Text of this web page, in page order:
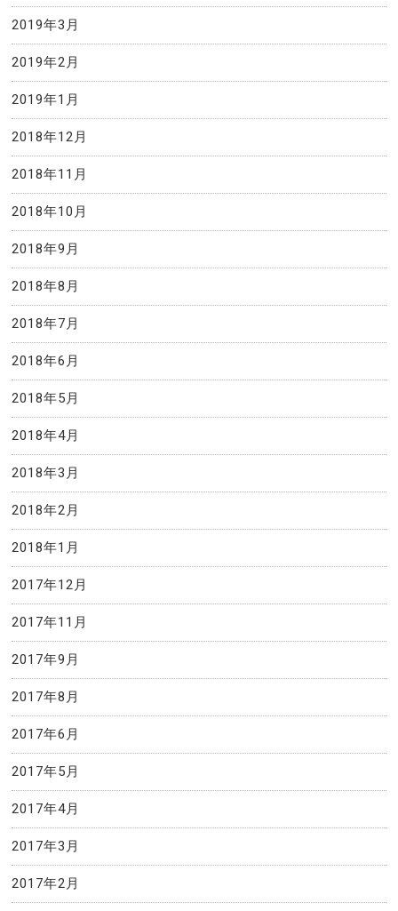
2019年3月
2019年2月
2019年1月
2018年12月
2018年11月
2018年10月
2018年9月
2018年8月
2018年7月
2018年6月
2018年5月
2018年4月
2018年3月
2018年2月
2018年1月
2017年12月
2017年11月
2017年9月
2017年8月
2017年6月
2017年5月
2017年4月
2017年3月
2017年2月